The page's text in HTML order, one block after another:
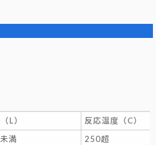
L）
反応温度（C）
満
250超